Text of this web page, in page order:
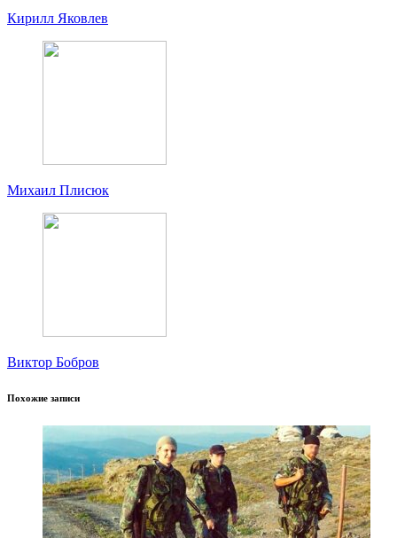
Кирилл Яковлев
Михаил Плисюк
Виктор Бобров
Похожие записи